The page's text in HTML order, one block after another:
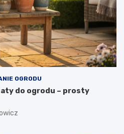
OGRODU
do ogrodu – prosty